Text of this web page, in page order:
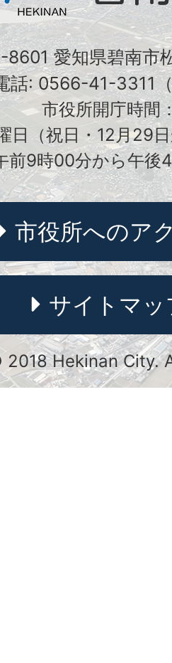
愛知県碧南市
話: 0566-41-3311
市役所開庁時間
日（祝日・12月29
前9時00分から午後
市役所へのア
サイトマッ
Hekinan City.